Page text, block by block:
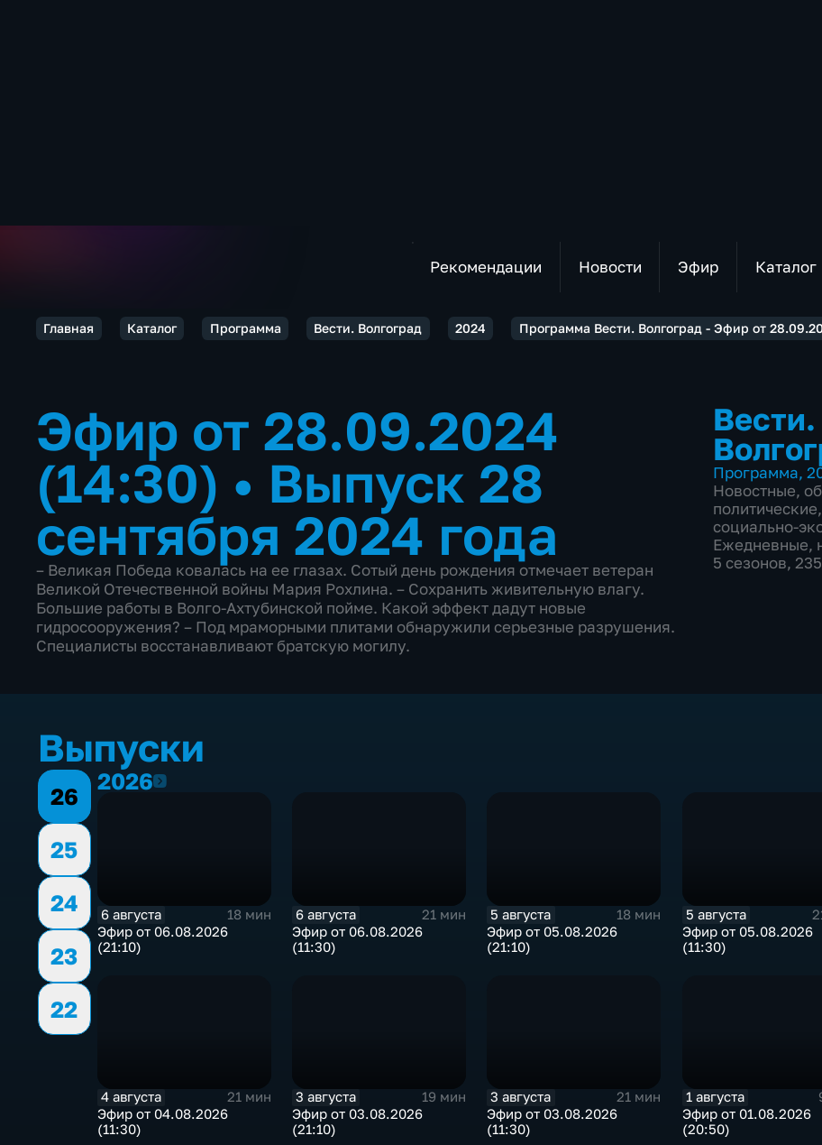
Рекомендации Новости Эфир Каталог
Главная Каталог Программа Вести. Волгоград 2024 Программа Вести. Волгоград - Эфир от
Эфир от 28.09.2024
(14:30) • Выпуск 28
сентября 2024 года
– Великая Победа ковалась на ее глазах. Сотый день рождения отмечает ветеран
Великой Отечественной войны Мария Рохлина. – Сохранить живительную влагу.
Большие работы в Волго-Ахтубинской пойме. Какой эффект дадут новые
гидросооружения? – Под мраморными плитами обнаружили серьезные разрушения.
Специалисты восстанавливают братскую могилу.
Вести.
Программа,
Новостные,
политические,
социально-
Ежедневные,
5 сезонов,
Выпуски
26
25
24
23
22
20262026
6 августа
18 мин
Эфир от 06.08.2026
(21:10)
6 августа
21 мин
Эфир от 06.08.2026
(11:30)
5 августа
18 мин
Эфир от 05.08.2026
(21:10)
5 августа
Эфир от 05.08.2026
(11:30)
4 августа
21 мин
Эфир от 04.08.2026
(11:30)
3 августа
19 мин
Эфир от 03.08.2026
(21:10)
3 августа
21 мин
Эфир от 03.08.2026
(11:30)
1 августа
Эфир от 01.08.2026
(20:50)